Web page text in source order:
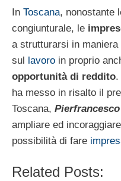
In Toscana, nonostante
congiunturale, le
a strutturarsi in
sul lavoro in proprio
opportunità di reddito.
ha messo in risalto il
Toscana,
ampliare ed
possibilità di fare
Related Posts: